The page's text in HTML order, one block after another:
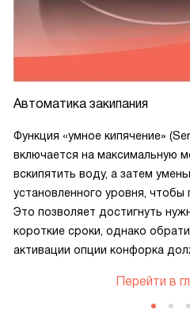
Автоматика закипания
Функция «умное кипячение»
включается на максимальную
вскипятить воду, а затем
установленного уровня, чтобы
Это позволяет достигнуть
короткие сроки, однако
активации опции конфорка
Перейти в